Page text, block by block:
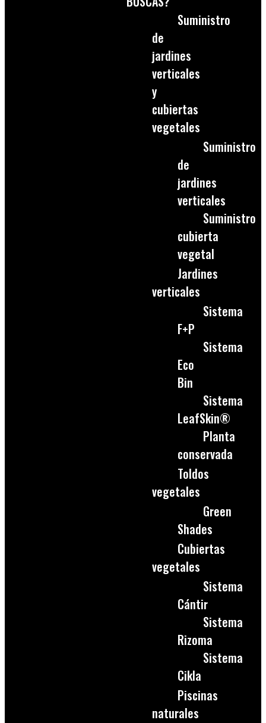
Suministro
de
jardines
verticales
y
cubiertas
vegetales
Suministro
de
jardines
verticales
Suministro
cubierta
vegetal
Jardines
verticales
Sistema
F+P
Sistema
Eco
Bin
Sistema
LeafSkin®
Planta
conservada
Toldos
vegetales
Green
Shades
Cubiertas
vegetales
Sistema
Cántir
Sistema
Rizoma
Sistema
Cikla
Piscinas
naturales